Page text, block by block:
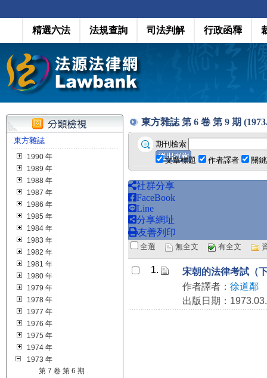
精選六法 法規查詢 司法判解 行政函釋
東方雜誌
1990 年
1989 年
1988 年
1987 年
1986 年
1985 年
1984 年
1983 年
1982 年
1981 年
1980 年
1979 年
1978 年
1977 年
1976 年
1975 年
1974 年
1973 年
第 7 卷 第 6 期
東方雜誌 第 6 卷 第 9 期
期刊檢索
文章標題
作者譯者 關
社群分享
FaceBook
Line
分享網址
友善列印
全選 無全文 有全文
1.
宋朝的法律考試（
作者譯者： 徐道鄰
出版日期：